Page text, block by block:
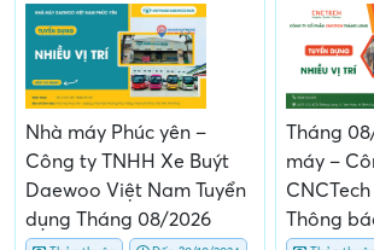
Nhà máy Phúc yên –
Công ty TNHH Xe Buýt
Daewoo Việt Nam Tuyển
dụng Tháng 08/2026
Tháng
máy –
Thông